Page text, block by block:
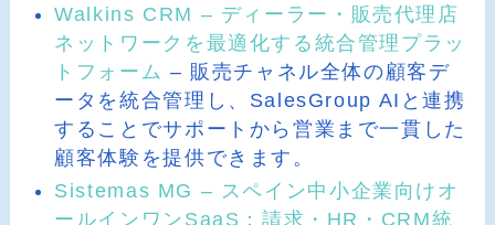
Walkins CRM – ディーラー・販売代理店
ネットワークを最適化する統合管理プラッ
トフォーム – 販売チャネル全体の顧客デ
ータを統合管理し、SalesGroup AIと連携
することでサポートから営業まで一貫した
顧客体験を提供できます。
Sistemas MG – スペイン中小企業向けオ
ールインワンSaaS：請求・HR・CRM統